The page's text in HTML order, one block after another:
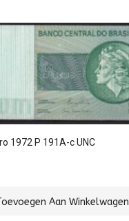
1972 P 191A-c UNC
Aan Winkelwagen